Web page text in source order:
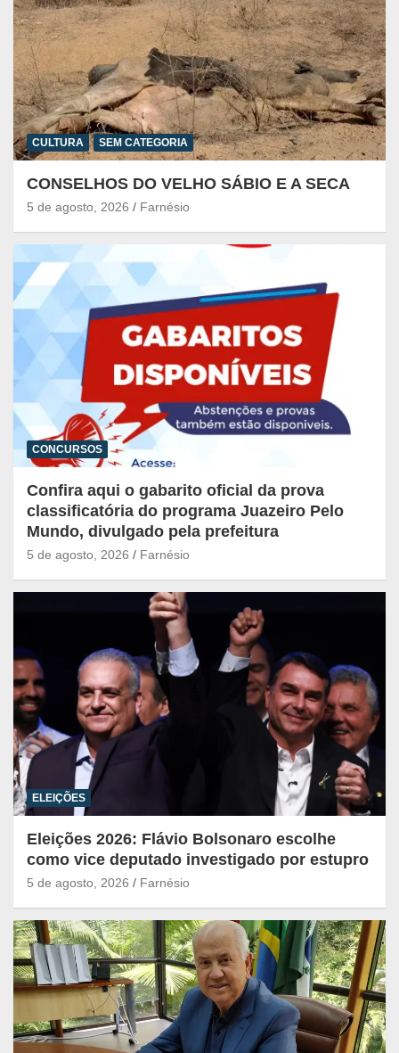
CULTURA SEM CATEGORIA
CONSELHOS DO VELHO SÁBIO E A SECA
5 de agosto, 2026 Farnésio
CONCURSOS
Confira aqui o gabarito oficial da prova
classificatória do programa Juazeiro Pelo
Mundo, divulgado pela prefeitura
5 de agosto, 2026 Farnésio
ELEIÇÕES
Eleições 2026: Flávio Bolsonaro escolhe
como vice deputado investigado por estupro
5 de agosto, 2026 Farnésio